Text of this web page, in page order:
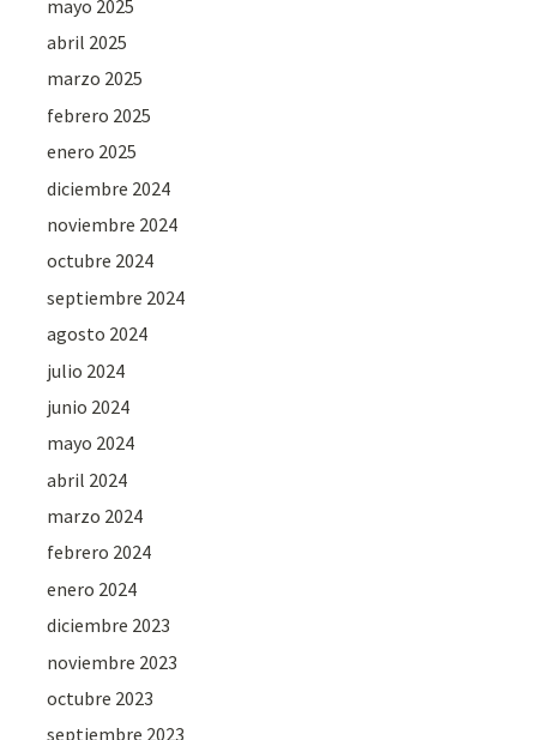
mayo 2025
abril 2025
marzo 2025
febrero 2025
enero 2025
diciembre 2024
noviembre 2024
octubre 2024
septiembre 2024
agosto 2024
julio 2024
junio 2024
mayo 2024
abril 2024
marzo 2024
febrero 2024
enero 2024
diciembre 2023
noviembre 2023
octubre 2023
septiembre 2023